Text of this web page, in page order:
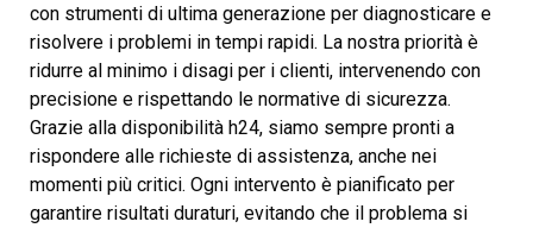
con strumenti di ultima generazione per diagnosticare e
risolvere i problemi in tempi rapidi. La nostra priorità è
ridurre al minimo i disagi per i clienti, intervenendo con
precisione e rispettando le normative di sicurezza.
Grazie alla disponibilità h24, siamo sempre pronti a
rispondere alle richieste di assistenza, anche nei
momenti più critici. Ogni intervento è pianificato per
garantire risultati duraturi, evitando che il problema si